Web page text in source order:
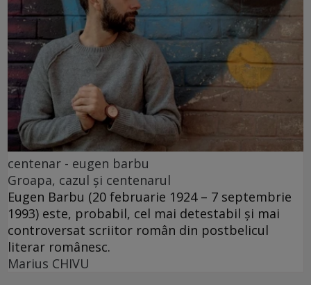
centenar - eugen barbu
Groapa, cazul și centenarul
Eugen Barbu (20 februarie 1924 – 7 septembrie
1993) este, probabil, cel mai detestabil și mai
controversat scriitor român din postbelicul
literar românesc.
Marius CHIVU